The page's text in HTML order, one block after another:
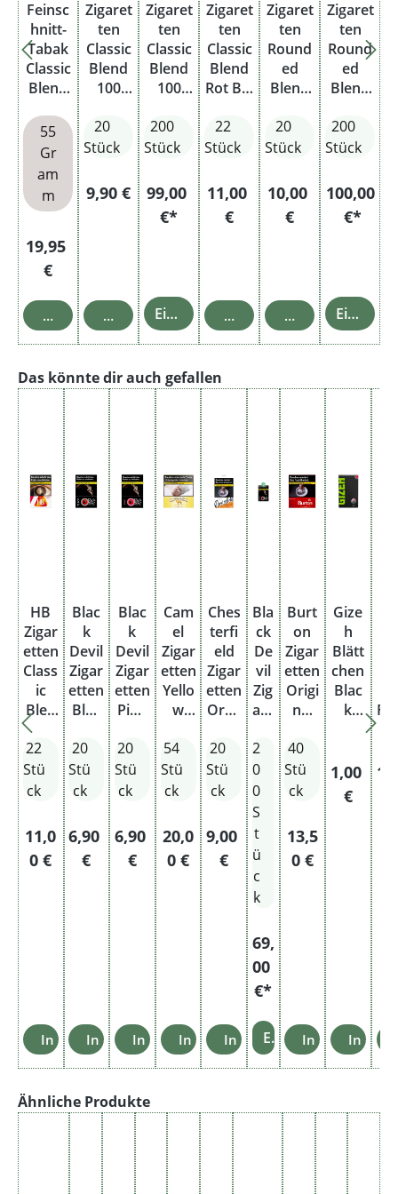
Feinsc
hnitt-
Tabak
Classic
Blend
55
Gr
am
m
Regulärer Preis:
19,95
€
In den Warenkorb
Zigaret
ten
Classic
Blend
100
Origina
l Pack
20
Stück
Regulärer Preis:
9,90 €
In den Warenkorb
Zigaret
ten
Classic
Blend
100
Origina
l Pack
200
Stück
99,00
€*
Einzelheiten
Zigaret
ten
Classic
Blend
Rot Big
22
Stück
Regulärer Preis:
11,00
€
In den Warenkorb
Zigaret
ten
Round
ed
Blend
e
Origina
20
Stück
Regulärer Preis:
10,00
€
In den
Zigaret
ten
Round
ed
Blend
e
Origina
Stange
200
Stück
100,00
€*
Einzelheiten
Produktgalerie überspringen
Das könnte dir auch gefallen
HB
Zigar
etten
Class
ic
Blen
d Rot
Big
Pack
22
Stü
ck
Regulärer Preis:
11,0
0 €
In den Warenkorb
Blac
k
Devil
Zigar
etten
Blac
Origi
nal
Pack
20
Stü
ck
Regulärer Preis:
6,90
€
In den Warenkorb
Blac
k
Devil
Zigar
etten
Pink
nal
Pack
20
Stü
ck
Regulärer Preis:
6,90
€
In den Warenkorb
Cam
el
Zigar
etten
Yello
w
Pack
6XL
54
Stü
ck
Regulärer Preis:
20,0
0 €
In den Warenkorb
Ches
terfi
eld
Zigar
etten
Oran
Origi
nal
Pack
20
Stü
ck
Regulärer Preis:
9,00
€
In den Warenkorb
Bla
ck
De
vil
Zig
are
n
Bla
ck
Ori
gin
al
Pa
ck
Sta
e
2
0
0
S
t
ü
c
k
69,
00
€*
Einzelheiten
Burt
on
Zigar
etten
Origi
nal
XXXL
40
Stü
ck
Regulärer
13,5
0 €
In den
Gize
h
Blätt
chen
Blac
k
Blatt
1,00
€
In den
Produktgalerie überspringen
Ähnliche Produkte